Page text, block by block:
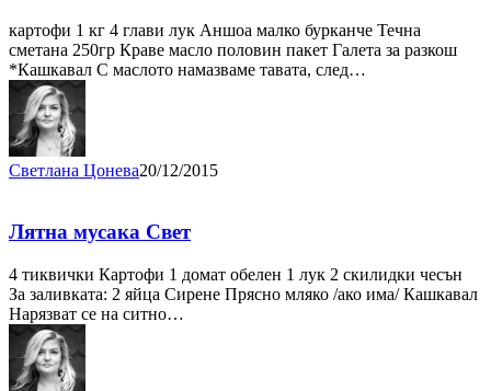
картофи 1 кг 4 глави лук Аншоа малко бурканче Течна
сметана 250гр Краве масло половин пакет Галета за разкош
*Кашкавал С маслото намазваме тавата, след…
Светлана Цонева20/12/2015
Лятна мусака Свет
4 тиквички Картофи 1 домат обелен 1 лук 2 скилидки чесън
За заливката: 2 яйца Сирене Прясно мляко /ако има/ Кашкавал
Нарязват се на ситно…